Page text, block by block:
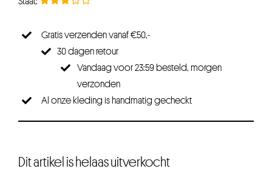
Gratis verzenden vanaf €50,-
30 dagen retour
Vandaag voor 23:59 besteld, morgen
verzonden
Al onze kleding is handmatig gecheckt
Dit artikel is helaas uitverkocht